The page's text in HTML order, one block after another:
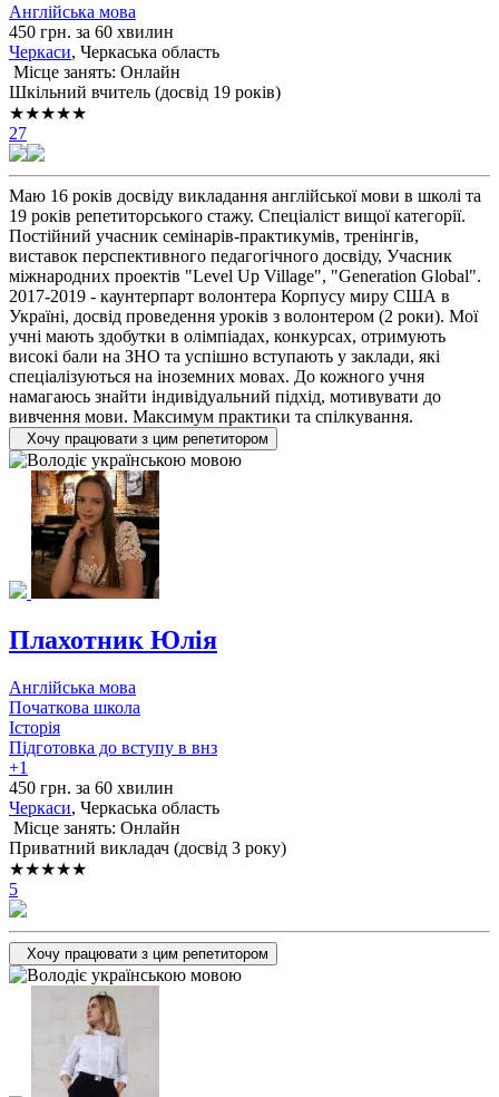
Англійська мова
450 грн. за 60 хвилин
Черкаси, Черкаська область
Місце занять: Онлайн
Шкільний вчитель (досвід 19 років)
★★★★★
27
Маю 16 років досвіду викладання англійської мови в школі та
19 років репетиторського стажу. Спеціаліст вищої категорії.
Постійний учасник семінарів-практикумів, тренінгів,
виставок перспективного педагогічного досвіду, Учасник
міжнародних проектів "Level Up Village", "Generation Global".
2017-2019 - каунтерпарт волонтера Корпусу миру США в
Україні, досвід проведення уроків з волонтером (2 роки). Мої
учні мають здобутки в олімпіадах, конкурсах, отримують
високі бали на ЗНО та успішно вступають у заклади, які
спеціалізуються на іноземних мовах. До кожного учня
намагаюсь знайти індивідуальний підхід, мотивувати до
вивчення мови. Максимум практики та спілкування.
Хочу працювати з цим репетитором
Плахотник Юлія
Англійська мова
Початкова школа
Історія
Підготовка до вступу в внз
+1
450 грн. за 60 хвилин
Черкаси, Черкаська область
Місце занять: Онлайн
Приватний викладач (досвід 3 року)
★★★★★
5
Хочу працювати з цим репетитором